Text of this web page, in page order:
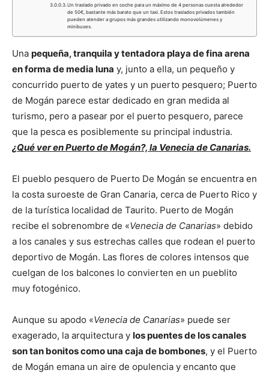
Un traslado privado en coche para un máximo de 4 personas cuesta alrededor
de 50€, bastante más barato que un taxi. Estos traslados privados también
pueden atender a grupos más grandes utilizando monovolúmenes y
minibuses.
Una pequeña, tranquila y tentadora playa de fina arena
en forma de media luna y, junto a ella, un pequeño y
concurrido puerto de yates y un puerto pesquero; Puerto
de Mogán parece estar dedicado en gran medida al
turismo, pero a pasear por el puerto pesquero, parece
que la pesca es posiblemente su principal industria.
¿Qué ver en Puerto de Mogán?, la Venecia de Canarias.
El pueblo pesquero de Puerto De Mogán se encuentra en
la costa suroeste de Gran Canaria, cerca de Puerto Rico y
de la turística localidad de Taurito. Puerto de Mogán
recibe el sobrenombre de «Venecia de Canarias» debido
a los canales y sus estrechas calles que rodean el puerto
deportivo de Mogán. Las flores de colores intensos que
cuelgan de los balcones lo convierten en un pueblito
muy fotogénico.
Aunque su apodo «Venecia de Canarias» puede ser
exagerado, la arquitectura y los puentes de los canales
son tan bonitos como una caja de bombones, y el Puerto
de Mogán emana un aire de opulencia y encanto que